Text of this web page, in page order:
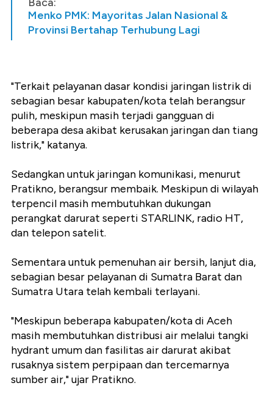
Menko PMK: Mayoritas Jalan Nasional &
Provinsi Bertahap Terhubung Lagi
"Terkait pelayanan dasar kondisi jaringan listrik di
sebagian besar kabupaten/kota telah berangsur
pulih, meskipun masih terjadi gangguan di
beberapa desa akibat kerusakan jaringan dan tiang
listrik," katanya.
Sedangkan untuk jaringan komunikasi, menurut
Pratikno, berangsur membaik. Meskipun di wilayah
terpencil masih membutuhkan dukungan
perangkat darurat seperti STARLINK, radio HT,
dan telepon satelit.
Sementara untuk pemenuhan air bersih, lanjut dia,
sebagian besar pelayanan di Sumatra Barat dan
Sumatra Utara telah kembali terlayani.
"Meskipun beberapa kabupaten/kota di Aceh
masih membutuhkan distribusi air melalui tangki
hydrant umum dan fasilitas air darurat akibat
rusaknya sistem perpipaan dan tercemarnya
sumber air," ujar Pratikno.